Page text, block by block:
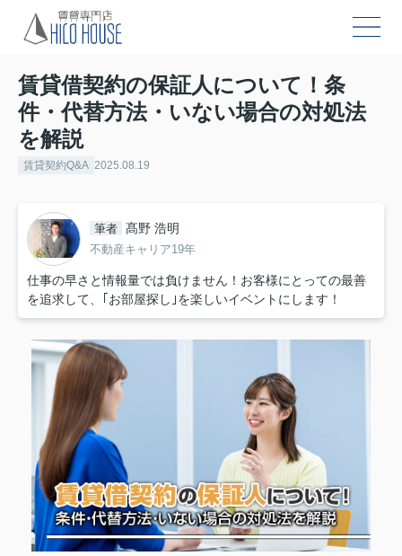
賃貸借契約の保証人について！条
件・代替方法・いない場合の対処法
を解説
賃貸契約Q&A 2025.08.19
筆者 髙野 浩明
不動産キャリア19年
仕事の早さと情報量では負けません！お客様にとっての最善
を追求して、｢お部屋探し｣を楽しいイベントにします！